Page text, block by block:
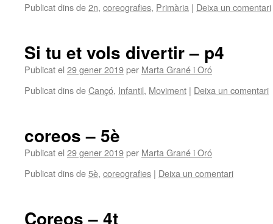
Publicat dins de2n, coreografies, Primària | Deixa un comentari
Si tu et vols divertir – p4
Publicat el 29 gener 2019per Marta Grané i Oró
Publicat dins deCançó, Infantil, Moviment | Deixa un comentari
coreos – 5è
Publicat el 29 gener 2019per Marta Grané i Oró
Publicat dins de5è, coreografies | Deixa un comentari
Coreos – 4t